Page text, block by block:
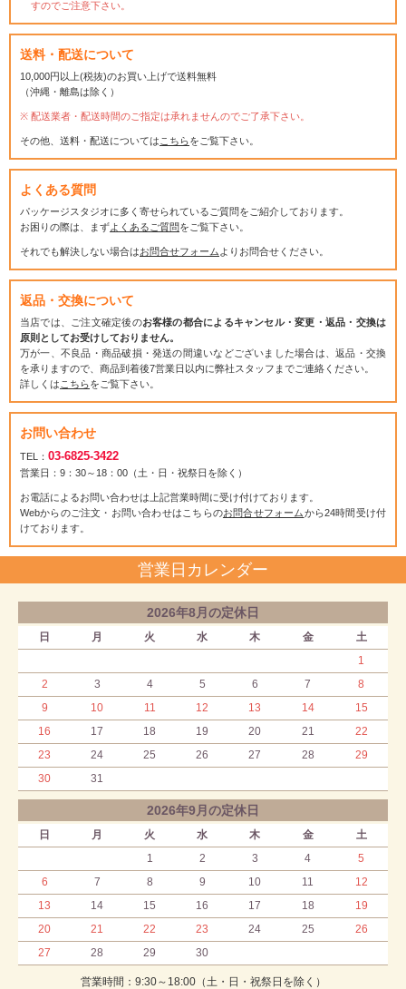
すのでご注意下さい。
送料・配送について
10,000円以上(税抜)のお買い上げで送料無料
（沖縄・離島は除く）
配送業者・配送時間のご指定は承れませんのでご了承下さい。
その他、送料・配送については こちらをご覧下さい。
よくある質問
パッケージスタジオに多く寄せられているご質問をご紹介しております。
お困りの際は、まずよくあるご質問をご覧下さい。
それでも解決しない場合はお問合せフォーム よりお問合せください。
返品・交換について
当店では、ご注文確定後のお客様の都合によるキャンセル・変更・返品・交換は
原則としてお受けしておりません。
万が一、不良品・商品破損・発送の間違いなどございました場合は、返品・交換
を承りますので、商品到着後7営業日以内に弊社スタッフまでご連絡ください。
詳しくは こちらをご覧下さい。
お問い合わせ
TEL： 03-6825-3422
営業日：9：30～18：00（土・日・祝祭日を除く）
お電話によるお問い合わせは上記営業時間に受け付けております。
Webからのご注文・お問い合わせはこちらのお問合せフォームから24時間受け付
けております。
営業日カレンダー
2026年8月の定休日
日 月 火 水 木 金
土
1
2
3 4 5 6 7
8
9
10 11 12 13 14
15
16
17 18 19 20 21
22
23
24 25 26 27 28
29
30
31
2026年9月の定休日
日 月 火 水 木 金
土
1
2 3 4
5
6
7 8 9 10 11
12
13
14 15 16 17 18
19
20
21 22 23 24 25
26
27
28 29 30
営業時間：9:30～18:00（土・日・祝祭日を除く）